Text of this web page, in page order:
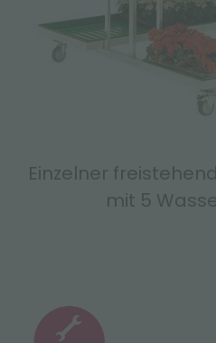
Einzelner
mit 5